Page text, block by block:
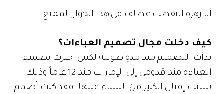
أنا زهرة التقطت عطاف في هذا الحوار الممتع.
كيف دخلت مجال تصميم العباءات؟
بدأت التصميم منذ مدةٍ طويلة لكنني اخترت تصميم
العباءة منذ قدومي إلى الإمارات منذ 12 عاماً وذلك
بسبب إقبال الكثير من النساء عليها. فقد كنت أصمم